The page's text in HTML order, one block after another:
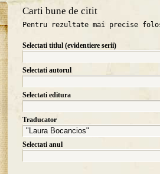
Carti bune de citit
Pentru rezultate mai precise
Selectati titlul (evidentiere serii)
Selectati autorul
Selectati editura
Traducator
Selectati anul